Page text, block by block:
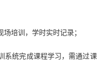
场培训，学时实时记录；
系统完成课程学习，需通过课